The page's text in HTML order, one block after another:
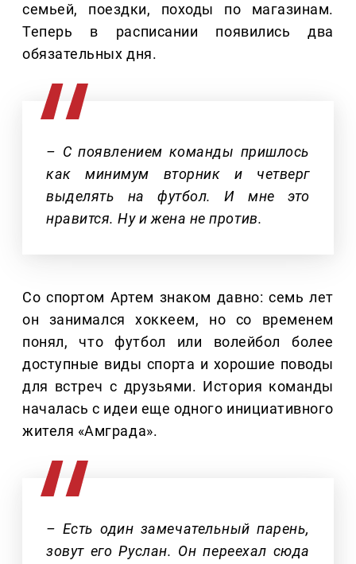
семьей, поездки, походы по магазинам.
Теперь в расписании появились два
обязательных дня.
– С появлением команды пришлось
как минимум вторник и четверг
выделять на футбол. И мне это
нравится. Ну и жена не против.
Со спортом Артем знаком давно: семь лет
он занимался хоккеем, но со временем
понял, что футбол или волейбол более
доступные виды спорта и хорошие поводы
для встреч с друзьями. История команды
началась с идеи еще одного инициативного
жителя «Амграда».
– Есть один замечательный парень,
зовут его Руслан. Он переехал сюда